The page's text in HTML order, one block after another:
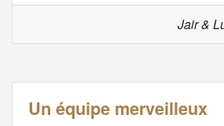
Jair &
Un équipe merveilleux